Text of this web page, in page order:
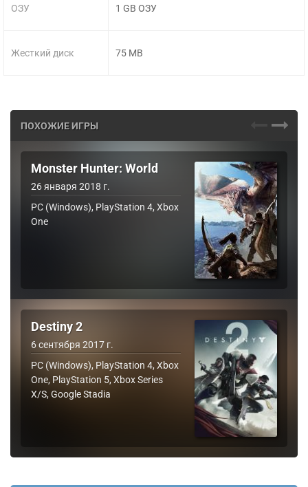
ОЗУ
Жесткий диск
1 GB ОЗУ
75 MB
ПОХОЖИЕ ИГРЫ
Monster Hunter: World
26 января 2018 г.
PC (Windows), PlayStation 4, Xbox
One
Destiny 2
6 сентября 2017 г.
PC (Windows), PlayStation 4, Xbox
One, PlayStation 5, Xbox Series
X/S, Google Stadia